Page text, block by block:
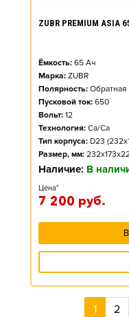
ZUBR PREMIUM
Ёмкость: 65 Ач
Марка: ZUBR
Полярность: Обратная
Пусковой ток: 650
Вольт: 12
Технология: Ca/Ca
Тип корпуса: D23
Размер, мм:
Наличие: В
Цена*
7 200 руб.
1 2